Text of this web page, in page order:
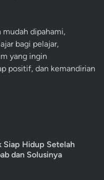
mudah dipahami,
bagi pelajar,
yang ingin
positif, dan kemandirian
Siap Hidup Setelah
dan Solusinya